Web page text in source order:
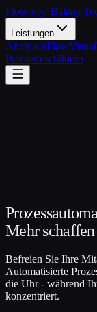
Flowrefy/ Balane
Leistungen
AnalysenFlowVisual
Problem schildern
Mehr
Befreien Sie Ihre
Automatisierte
die Uhr - während
konzentriert.